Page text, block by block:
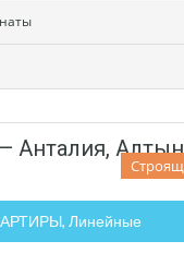
Анталия,
Линейные